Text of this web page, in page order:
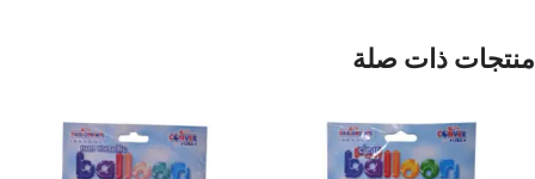
منتجات ذات صلة